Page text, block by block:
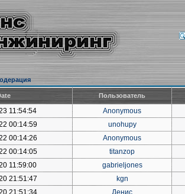
Пользователь
11:54:54
Anonymous
00:14:59
unohupy
00:14:26
Anonymous
00:14:05
titanzop
11:59:00
gabrieljones
21:51:47
kgn
21:51:34
Денис